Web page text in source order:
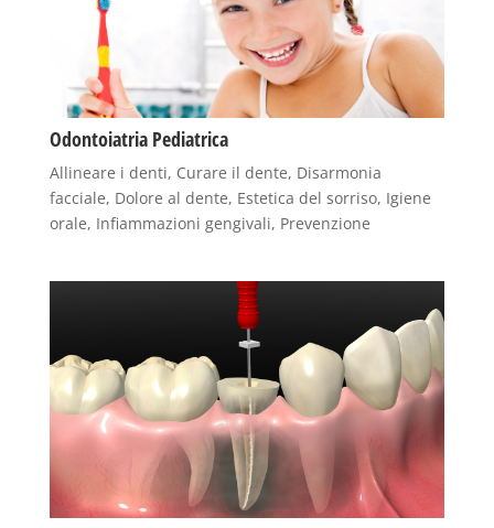
Odontoiatria Pediatrica
Allineare i denti, Curare il dente, Disarmonia
facciale, Dolore al dente, Estetica del sorriso, Igiene
orale, Infiammazioni gengivali, Prevenzione